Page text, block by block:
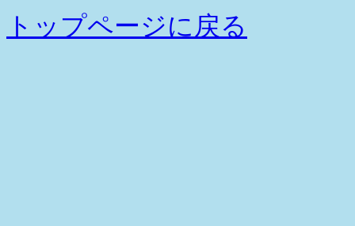
トップページに戻る